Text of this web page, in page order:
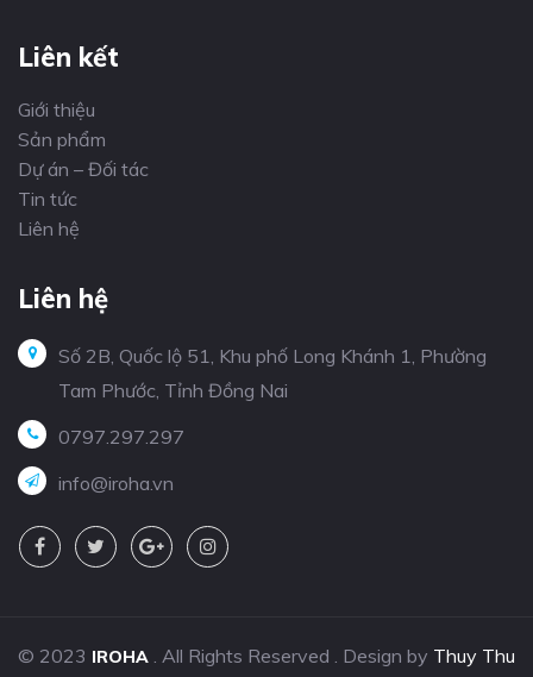
Liên kết
Giới thiệu
Sản phẩm
Dự án – Đối tác
Tin tức
Liên hệ
Liên hệ
Số 2B, Quốc lộ 51, Khu phố Long Khánh 1, Phường
Tam Phước, Tỉnh Đồng Nai
0797.297.297
info@iroha.vn
© 2023 IROHA . All Rights Reserved . Design by Thuy Thu